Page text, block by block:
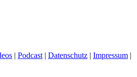
| Podcast | Datenschutz | Impressum |